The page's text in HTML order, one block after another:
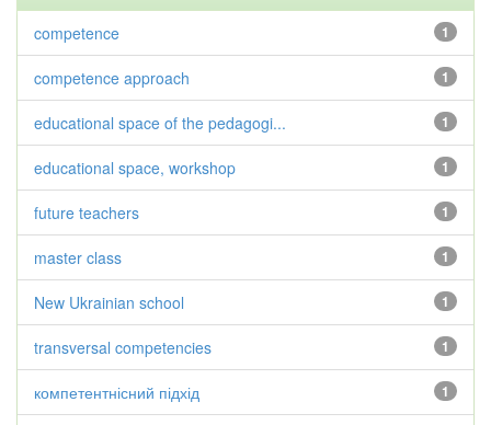
1
competence
1
competence approach
1
educational space of the pedagogi...
1
educational space, workshop
1
future teachers
1
master class
1
New Ukrainian school
1
transversal competencies
1
компетентнісний підхід